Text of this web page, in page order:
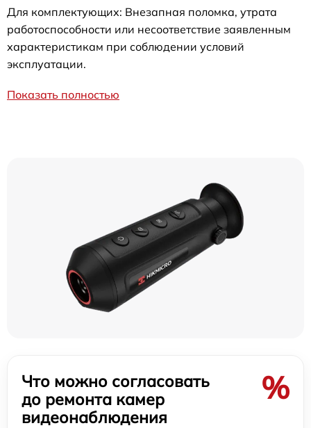
Для комплектующих: Внезапная поломка, утрата
работоспособности или несоответствие заявленным
характеристикам при соблюдении условий
эксплуатации.
Показать полностью
Что можно согласовать
до ремонта камер
видеонаблюдения
%